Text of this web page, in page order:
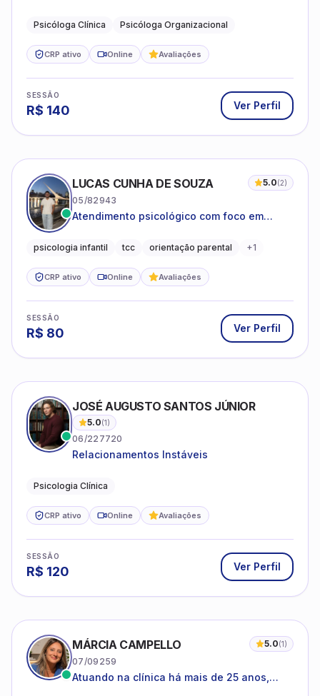
Psicóloga Clínica Psicóloga Organizacional
CRP ativo Online Avaliações
SESSÃO
R$ 140 Ver Perfil
LUCAS CUNHA DE SOUZA 5.0(2)
05/82943
Atendimento psicológico com foco em
promovendo equilíbrio emocional e
psicologia infantil tcc orientação parental +1
CRP ativo Online Avaliações
SESSÃO
R$ 80 Ver Perfil
JOSÉ AUGUSTO SANTOS JÚNIOR
5.0(1)
06/227720
Relacionamentos Instáveis
Psicologia Clínica
CRP ativo Online Avaliações
SESSÃO
R$ 120 Ver Perfil
MÁRCIA CAMPELLO 5.0(1)
07/09259
Atuando na clínica há mais de 25 anos,